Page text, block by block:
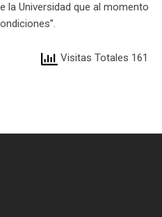
la Universidad que al momento
Visitas Totales 161